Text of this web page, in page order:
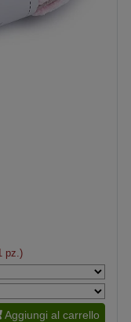
pz.)
Aggiungi al carrello